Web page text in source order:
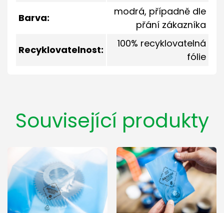
Barva:
modrá, případně dle
přání zákazníka
Recyklovatelnost:
100% recyklovatelná
fólie
Související produkty